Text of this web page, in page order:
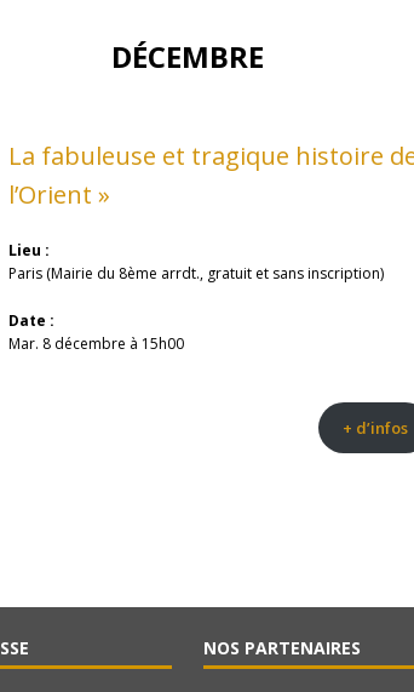
DÉCEMBRE
La fabuleuse et tragique histoire
l’Orient »
Lieu :
Paris (Mairie du 8ème arrdt., gratuit et sans inscription)
Date :
Mar. 8 décembre à 15h00
+ d’infos
NOS PARTENAIRES